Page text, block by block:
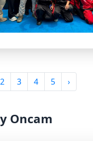
2 3 4 5 ›
Oncam